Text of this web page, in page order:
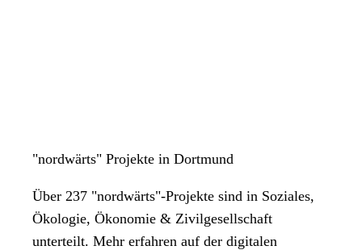
"nordwärts" Projekte in Dortmund
Über 237 "nordwärts"-Projekte sind in Soziales,
Ökologie, Ökonomie & Zivilgesellschaft
unterteilt. Mehr erfahren auf der digitalen